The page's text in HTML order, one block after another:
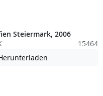
Steiermark, 2006
15464